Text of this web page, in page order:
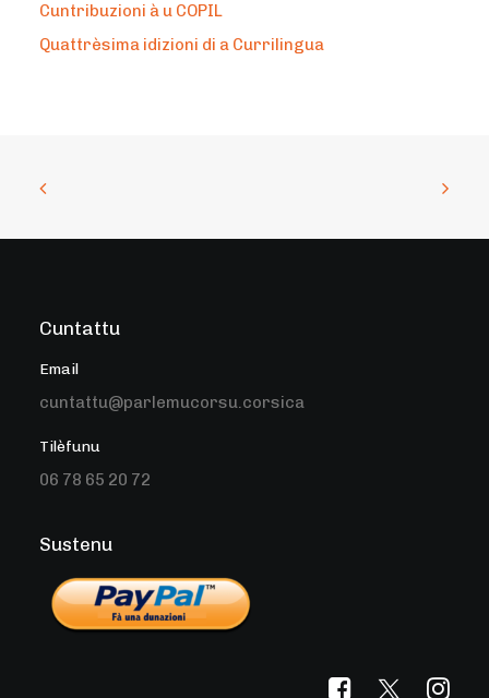
Cuntribuzioni à u COPIL
Quattrèsima idizioni di a Currilingua
Cuntattu
Email
cuntattu@parlemucorsu.corsica
Tilèfunu
06 78 65 20 72
Sustenu